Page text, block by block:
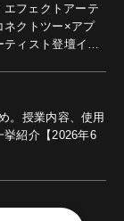
エフェクトアーテ
クトツー×アプ
ィスト登壇イベ
。授業内容、使用
挙紹介【2026年6